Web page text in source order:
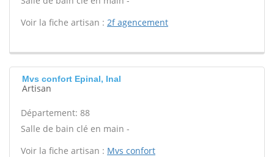
Voir la fiche artisan : 2f agencement
Mvs confort Epinal, Inal
Artisan
Département: 88
Salle de bain clé en main -
Voir la fiche artisan : Mvs confort